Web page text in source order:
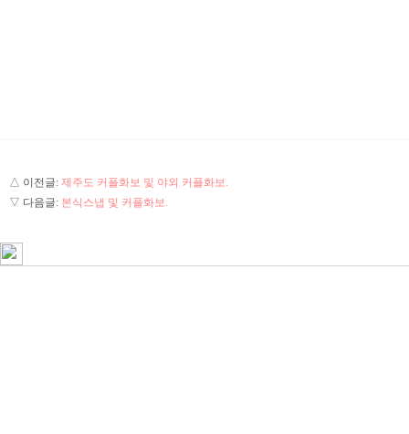
△ 이전글: 제주도 커플화보 및 야외 커플화보.
▽ 다음글: 본식스냅 및 커플화보.